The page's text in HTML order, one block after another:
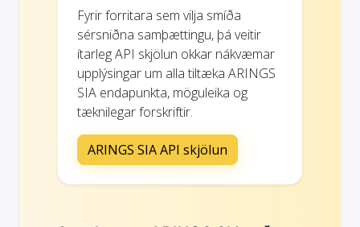
Fyrir forritara sem vilja smíða
sérsniðna samþættingu, þá veitir
ítarleg API skjölun okkar nákvæmar
upplýsingar um alla tiltæka ARINGS
SIA endapunkta, möguleika og
tæknilegar forskriftir.
ARINGS SIA API skjölun